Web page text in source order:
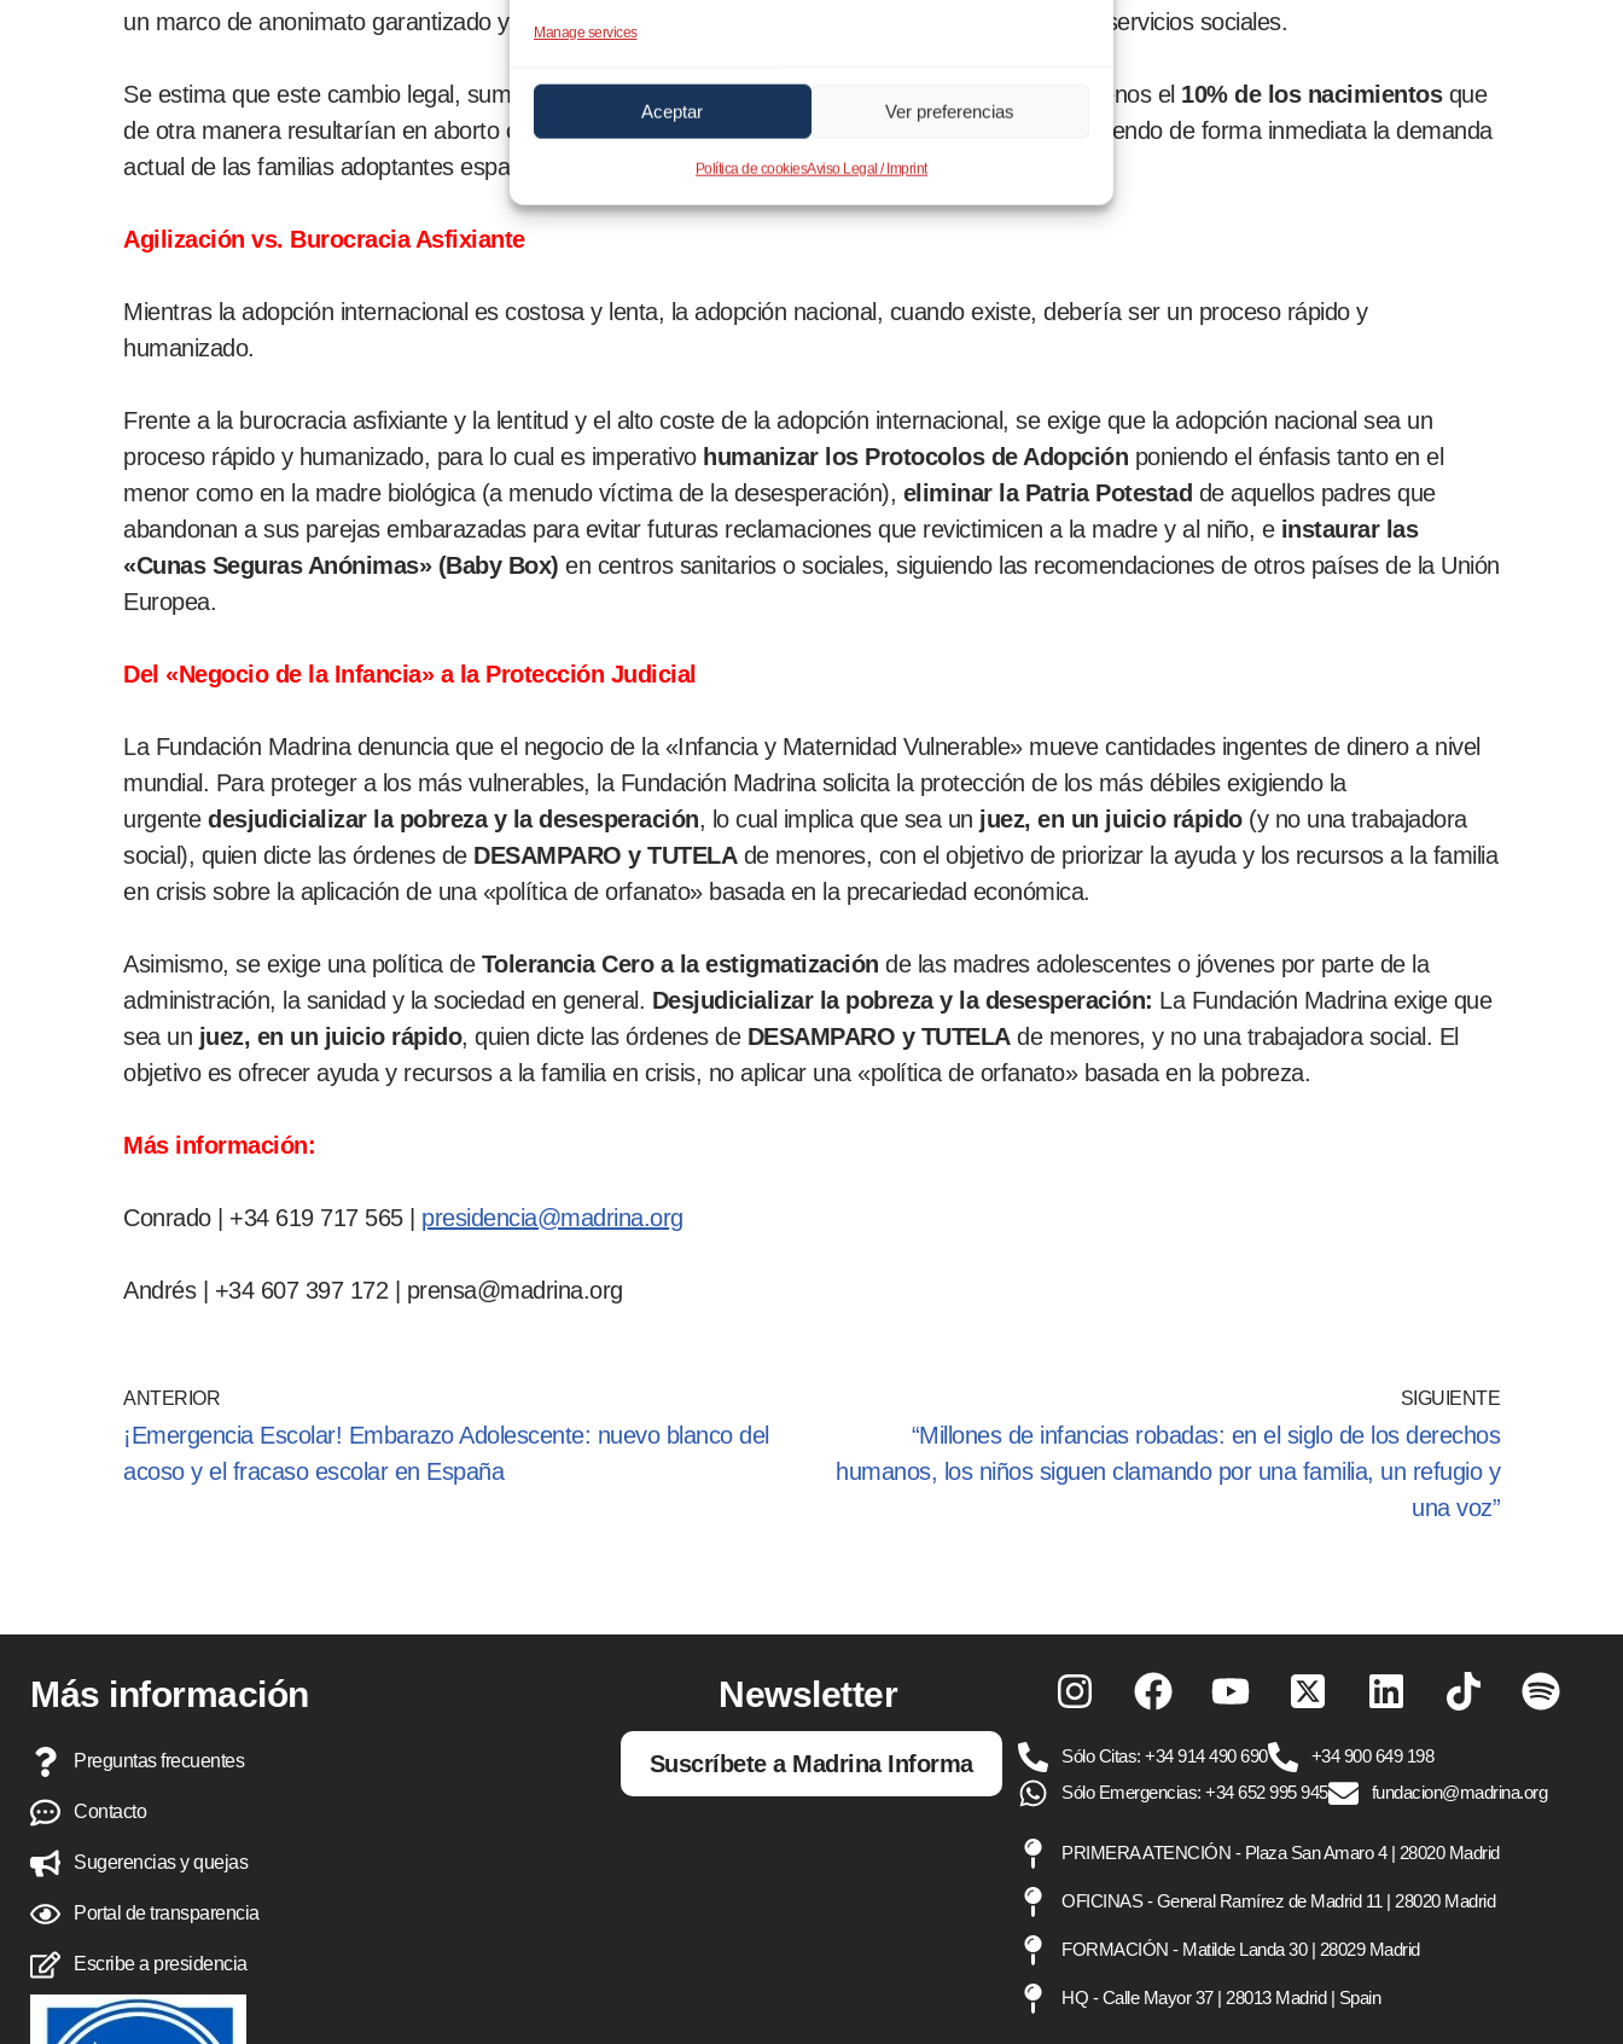
Manage services
Aceptar Ver preferencias
Política de cookiesAviso Legal / Imprint
un marco de anonimato garantizado y bienestar, eliminando así el miedo a la persecución de los servicios sociales.
Se estima que este cambio legal, sumado a medidas de acompañamiento, podría canalizar al menos el 10% de los nacimientosque
de otra manera resultarían en aborto o abandono, directamente hacia la Adopción Nacional, cubriendo de forma inmediata la demanda
actual de las familias adoptantes españolas.
Agilización vs. Burocracia Asfixiante
Mientras la adopción internacional es costosa y lenta, la adopción nacional, cuando existe, debería ser un proceso rápido y
humanizado.
Frente a la burocracia asfixiante y la lentitud y el alto coste de la adopción internacional, se exige que la adopción nacional sea un
proceso rápido y humanizado, para lo cual es imperativo humanizar los Protocolos de Adopción poniendo el énfasis tanto en el
menor como en la madre biológica (a menudo víctima de la desesperación), eliminar la Patria Potestad de aquellos padres que
abandonan a sus parejas embarazadas para evitar futuras reclamaciones que revictimicen a la madre y al niño, e instaurar las
«Cunas Seguras Anónimas» (Baby Box) en centros sanitarios o sociales, siguiendo las recomendaciones de otros países de la Unión
Europea.
Del «Negocio de la Infancia» a la Protección Judicial
La Fundación Madrina denuncia que el negocio de la «Infancia y Maternidad Vulnerable» mueve cantidades ingentes de dinero a nivel
mundial. Para proteger a los más vulnerables, la Fundación Madrina solicita la protección de los más débiles exigiendo la
urgente desjudicializar la pobreza y la desesperación, lo cual implica que sea un juez, en un juicio rápido(y no una trabajadora
social), quien dicte las órdenes de DESAMPARO y TUTELAde menores, con el objetivo de priorizar la ayuda y los recursos a la familia
en crisis sobre la aplicación de una «política de orfanato» basada en la precariedad económica.
Asimismo, se exige una política de Tolerancia Cero a la estigmatización de las madres adolescentes o jóvenes por parte de la
administración, la sanidad y la sociedad en general. Desjudicializar la pobreza y la desesperación: La Fundación Madrina exige que
sea un juez, en un juicio rápido, quien dicte las órdenes de DESAMPARO y TUTELAde menores, y no una trabajadora social. El
objetivo es ofrecer ayuda y recursos a la familia en crisis, no aplicar una «política de orfanato» basada en la pobreza.
Más información:
Conrado | +34 619 717 565 | presidencia@madrina.org
Andrés | +34 607 397 172 | prensa@madrina.org
ANTERIOR
¡Emergencia Escolar! Embarazo Adolescente: nuevo blanco del
acoso y el fracaso escolar en España
SIGUIENTE
“Millones de infancias robadas: en el siglo de los derechos
humanos, los niños siguen clamando por una familia, un refugio y
una voz”
Más información
Preguntas frecuentes
Contacto
Sugerencias y quejas
Portal de transparencia
Escribe a presidencia
Newsletter
Suscríbete a Madrina Informa Sólo Citas: +34 914 490 690
+34 900 649 198
Sólo Emergencias: +34 652 995 945
fundacion@madrina.org
PRIMERA ATENCIÓN - Plaza San Amaro 4 | 28020 Madrid
OFICINAS - General Ramírez de Madrid 11 | 28020 Madrid
FORMACIÓN - Matilde Landa 30 | 28029 Madrid
HQ - Calle Mayor 37 | 28013 Madrid | Spain